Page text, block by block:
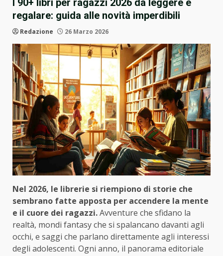
I 90+ libri per ragazzi 2026 da leggere e
regalare: guida alle novità imperdibili
Redazione 26 Marzo 2026
Nel 2026, le librerie si riempiono di storie che
sembrano fatte apposta per accendere la mente
e il cuore dei ragazzi.Avventure che sfidano la
realtà, mondi fantasy che si spalancano davanti agli
occhi, e saggi che parlano direttamente agli interessi
degli adolescenti. Ogni anno, il panorama editoriale